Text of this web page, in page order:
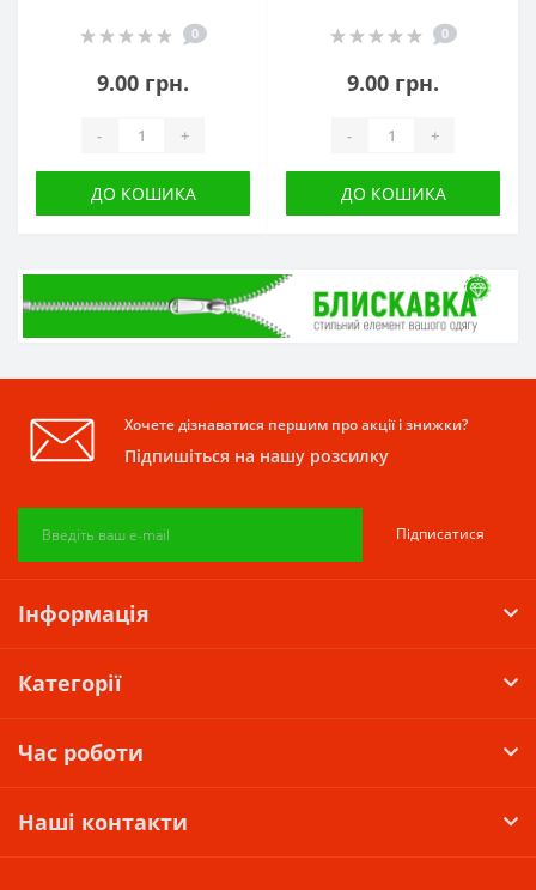
0
9.00 грн.
- +
ДО КОШИКА
0
9.00 грн.
- +
ДО КОШИКА
Хочете дізнаватися першим про акції і знижки?
Підпишіться на нашу розсилку
Підписатися
Інформація
Категорії
Час роботи
Наші контакти